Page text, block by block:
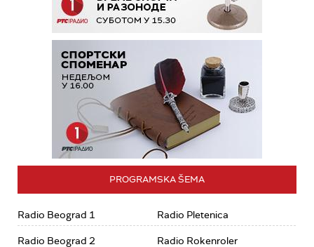
PROGRAMSKA ŠEMA
Radio Beograd 1
Radio Beograd 2
Radio Pletenica
Radio Rokenroler